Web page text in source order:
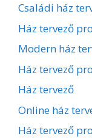
Családi ház
Ház tervező
Modern ház
Ház tervező
Ház tervező
Online ház
Ház tervező